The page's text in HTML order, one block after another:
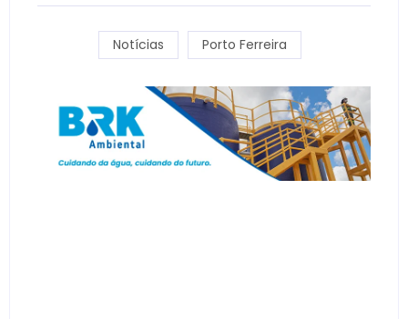
Notícias Porto Ferreira